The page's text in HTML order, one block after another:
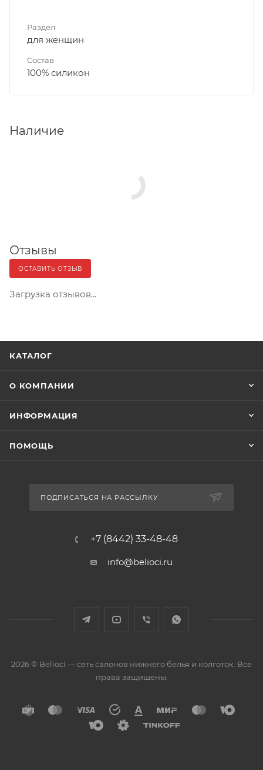
Раздел
для женщин
Состав
100% силикон
Наличие
Отзывы
ОСТАВИТЬ ОТЗЫВ
Загрузка отзывов...
КАТАЛОГ
О КОМПАНИИ
ИНФОРМАЦИЯ
ПОМОЩЬ
ПОДПИСАТЬСЯ НА РАССЫЛКУ
+7 (8442) 33-48-48
info@belioci.ru
2026 © Belioci — сеть салонов нижнего белья и колготок. Все
права защищены.